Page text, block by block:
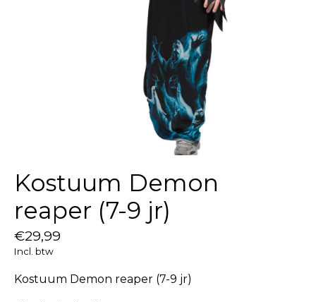
Kostuum Demon
reaper (7-9 jr)
€29,99
Incl. btw
Kostuum Demon reaper (7-9 jr)